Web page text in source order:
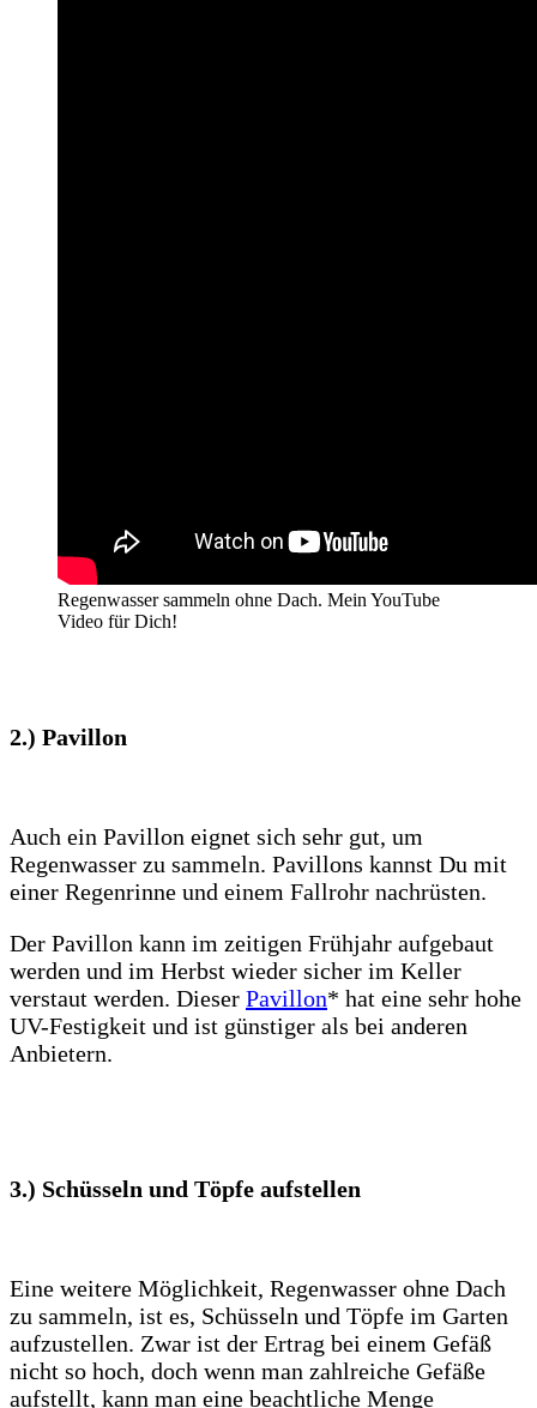
Regenwasser sammeln ohne Dach. Mein YouTube
Video für Dich!
2.) Pavillon
Auch ein Pavillon eignet sich sehr gut, um
Regenwasser zu sammeln. Pavillons kannst Du mit
einer Regenrinne und einem Fallrohr nachrüsten.
Der Pavillon kann im zeitigen Frühjahr aufgebaut
werden und im Herbst wieder sicher im Keller
verstaut werden. Dieser Pavillon* hat eine sehr hohe
UV-Festigkeit und ist günstiger als bei anderen
Anbietern.
3.) Schüsseln und Töpfe aufstellen
Eine weitere Möglichkeit, Regenwasser ohne Dach
zu sammeln, ist es, Schüsseln und Töpfe im Garten
aufzustellen. Zwar ist der Ertrag bei einem Gefäß
nicht so hoch, doch wenn man zahlreiche Gefäße
aufstellt, kann man eine beachtliche Menge